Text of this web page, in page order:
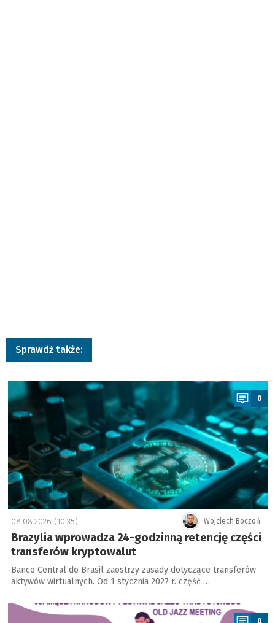
Sprawdź także:
a
0
Wojciech Boczoń
08.08.2026 (10:35)
Brazylia wprowadza 24-godzinną retencję części
transferów kryptowalut
Banco Central do Brasil zaostrzy zasady dotyczące transferów
aktywów wirtualnych. Od 1 stycznia 2027 r. część …
a
0